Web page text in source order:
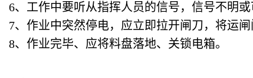
6、工作中要听从指挥人员的信号，信号不明
7、作业中突然停电，应立即拉开闸刀，将运闸
8、作业完毕、应将料盘落地、关锁电箱。